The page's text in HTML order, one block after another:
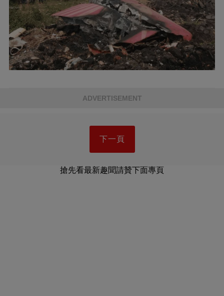
ADVERTISEMENT
下一頁
搶先看最新趣聞請贊下面專頁